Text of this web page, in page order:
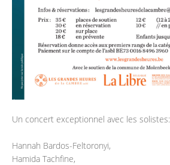
Un concert exceptionnel avec les solistes:
Hannah Bardos-Feltoronyi,
Hamida Tachfine,